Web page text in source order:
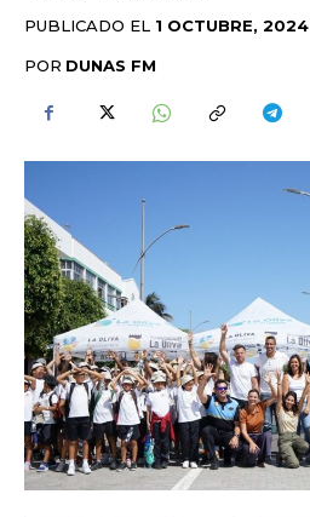
PUBLICADO EL 1 OCTUBRE, 2024
POR DUNAS FM